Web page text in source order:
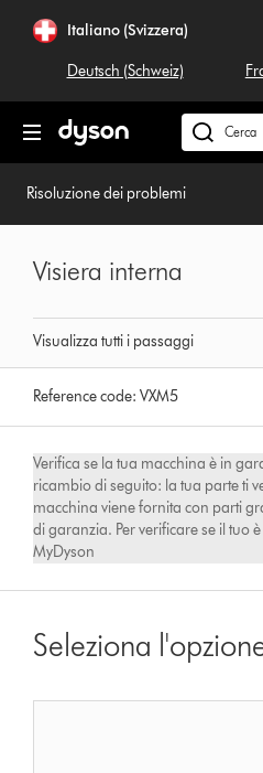
navigazioneItaliano (Svizzera)
Deutsch (Schweiz)
Cerca
su
Risoluzione dei problemi
Visualizza tutti i passaggi
Visiera interna
Reference code:VXM5
Verifica se la tua macchina è in
ricambio di seguito: la tua parte ti
macchina viene fornita con parti
di garanzia. Per verificare se il tuo
MyDyson
Seleziona